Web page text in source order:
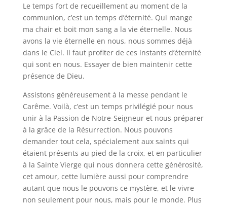
Le temps fort de recueillement au moment de la
communion, c’est un temps d’éternité. Qui mange
ma chair et boit mon sang a la vie éternelle. Nous
avons la vie éternelle en nous, nous sommes déjà
dans le Ciel. Il faut profiter de ces instants d’éternité
qui sont en nous. Essayer de bien maintenir cette
présence de Dieu.
Assistons généreusement à la messe pendant le
Carême. Voilà, c’est un temps privilégié pour nous
unir à la Passion de Notre-Seigneur et nous préparer
à la grâce de la Résurrection. Nous pouvons
demander tout cela, spécialement aux saints qui
étaient présents au pied de la croix, et en particulier
à la Sainte Vierge qui nous donnera cette générosité,
cet amour, cette lumière aussi pour comprendre
autant que nous le pouvons ce mystère, et le vivre
non seulement pour nous, mais pour le monde. Plus